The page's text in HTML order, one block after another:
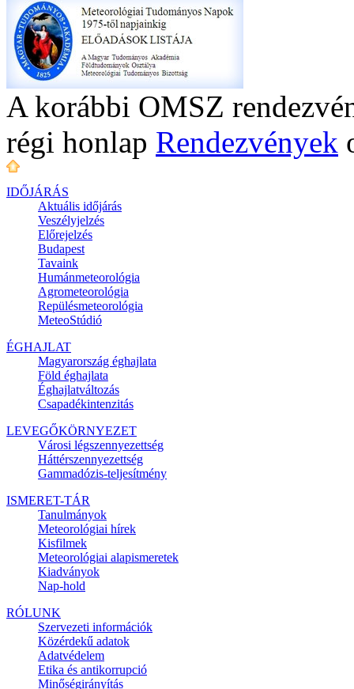
A korábbi OMSZ
régi honlap Rendezvények
IDŐJÁRÁS
Aktuális időjárás
Veszélyjelzés
Előrejelzés
Budapest
Tavaink
Humánmeteorológia
Agrometeorológia
Repülésmeteorológia
MeteoStúdió
ÉGHAJLAT
Magyarország éghajlata
Föld éghajlata
Éghajlatváltozás
Csapadékintenzitás
LEVEGŐKÖRNYEZET
Városi légszennyezettség
Háttérszennyezettség
Gammadózis-teljesítmény
ISMERET-TÁR
Tanulmányok
Meteorológiai hírek
Kisfilmek
Meteorológiai alapismeretek
Kiadványok
Nap-hold
RÓLUNK
Szervezeti információk
Közérdekű adatok
Adatvédelem
Etika és antikorrupció
Minőségirányítás